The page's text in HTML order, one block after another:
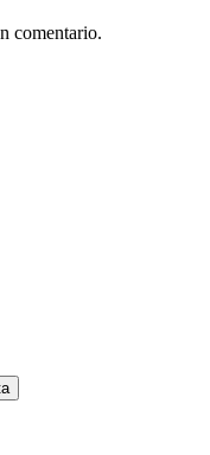
comentario.